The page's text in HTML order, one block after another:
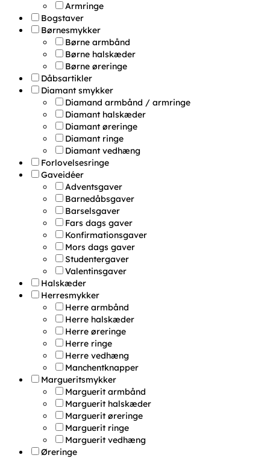
Armringe
Bogstaver
Børnesmykker
Børne armbånd
Børne halskæder
Børne øreringe
Dåbsartikler
Diamant smykker
Diamand armbånd / armringe
Diamant halskæder
Diamant øreringe
Diamant ringe
Diamant vedhæng
Forlovelsesringe
Gaveidéer
Adventsgaver
Barnedåbsgaver
Barselsgaver
Fars dags gaver
Konfirmationsgaver
Mors dags gaver
Studentergaver
Valentinsgaver
Halskæder
Herresmykker
Herre armbånd
Herre halskæder
Herre øreringe
Herre ringe
Herre vedhæng
Manchentknapper
Margueritsmykker
Marguerit armbånd
Marguerit halskæder
Marguerit øreringe
Marguerit ringe
Marguerit vedhæng
Øreringe